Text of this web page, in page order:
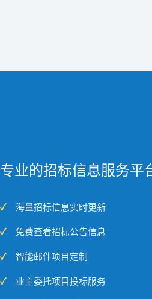
专业的招标信息服务平
海量招标信息实时更新
免费查看招标公告信息
智能邮件项目定制
业主委托项目投标服务